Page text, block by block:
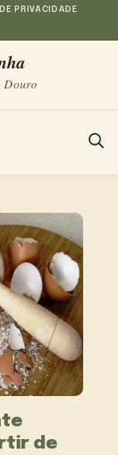
PRIVACIDADE
Douro
de